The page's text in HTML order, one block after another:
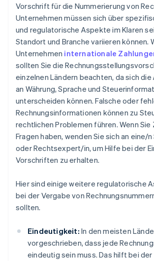
Vorschrift für die Nummerierung von
Unternehmen müssen sich über
und regulatorische Aspekte im Klaren
Standort und Branche variieren können.
Unternehmen internationale
sollten Sie die
einzelnen Ländern beachten, da sich
an Währung, Sprache und
unterscheiden können. Falsche oder
Rechnungsinformationen können zu
rechtlichen Problemen führen. Wenn
Fragen haben, wenden Sie sich an eine/
oder Rechtsexpert/in, um Hilfe bei der
Vorschriften zu erhalten.
Hier sind einige weitere regulatorische
bei der Vergabe von
sollten.
Eindeutigkeit: In den meisten
vorgeschrieben, dass jede
eindeutig sein muss. Das hilft bei